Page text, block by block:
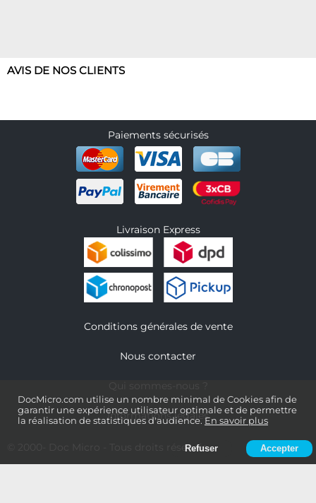
DocMicro.com utilise un nombre minimal de Cookies afin de
garantir une expérience utilisateur optimale et de permettre
la réalisation de statistiques d'audience. En savoir plus
Refuser Accepter
AVIS DE NOS CLIENTS
Paiements sécurisés
Livraison Express
Conditions générales de vente
Nous contacter
Informations légales
- Tous droits réservés